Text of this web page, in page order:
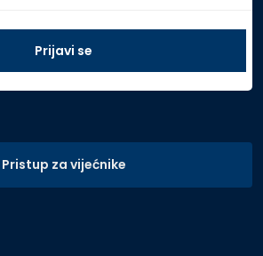
Pristup za vijećnike